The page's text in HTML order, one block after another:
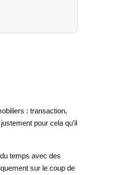
: transaction,
pour cela qu’il
temps avec des
sur le coup de